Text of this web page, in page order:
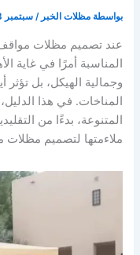
بواسطة مظلات الخبر/سبتمبر 23, 2024
عند تصميم مظلات مواقف
المناسبة أمرًا في غاية
وجمالية الهيكل، بل
المناخات. في هذا
المتنوعة، بدءًا من
ملاءمتها لتصميم مظلات